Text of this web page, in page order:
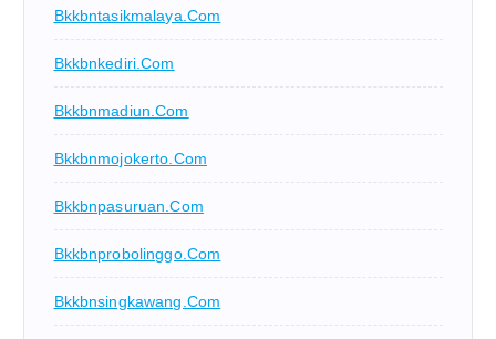
Bkkbntasikmalaya.com
Bkkbnkediri.com
Bkkbnmadiun.com
Bkkbnmojokerto.com
Bkkbnpasuruan.com
Bkkbnprobolinggo.com
Bkkbnsingkawang.com